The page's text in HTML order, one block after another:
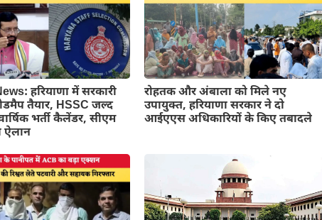
हरियाणा में सरकारी
तैयार, HSSC जल्द
भर्ती कैलेंडर, सीएम
ऐलान
रोहतक और अंबाला को मिले नए
उपायुक्त, हरियाणा सरकार ने दो
आईएएस अधिकारियों के किए तबादले